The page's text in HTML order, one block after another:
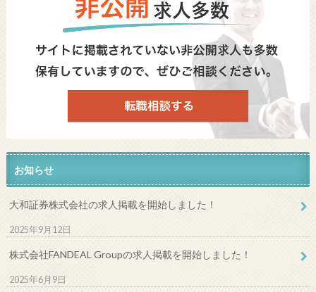
お知らせ
大和証券株式会社の求人掲載を開始しました！
2025年9月12日
株式会社FANDEAL Groupの求人掲載を開始しました！
2025年6月9日